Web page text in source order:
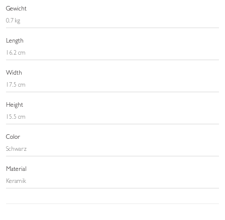
Gewicht
0.7 kg
Length
16.2 cm
Width
17.5 cm
Height
15.5 cm
Color
Schwarz
Material
Keramik